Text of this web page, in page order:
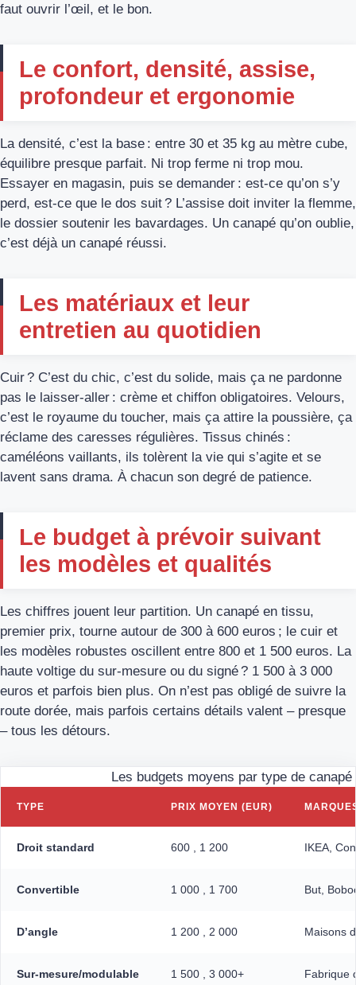
faut ouvrir l’œil, et le bon.
Le confort, densité, assise,
profondeur et ergonomie
La densité, c’est la base : entre 30 et 35 kg au mètre cube,
équilibre presque parfait. Ni trop ferme ni trop mou.
Essayer en magasin, puis se demander : est-ce qu’on s’y
perd, est-ce que le dos suit ? L’assise doit inviter la flemme,
le dossier soutenir les bavardages. Un canapé qu’on oublie,
c’est déjà un canapé réussi.
Les matériaux et leur
entretien au quotidien
Cuir ? C’est du chic, c’est du solide, mais ça ne pardonne
pas le laisser-aller : crème et chiffon obligatoires. Velours,
c’est le royaume du toucher, mais ça attire la poussière, ça
réclame des caresses régulières. Tissus chinés :
caméléons vaillants, ils tolèrent la vie qui s’agite et se
lavent sans drama. À chacun son degré de patience.
Le budget à prévoir suivant
les modèles et qualités
Les chiffres jouent leur partition. Un canapé en tissu,
premier prix, tourne autour de 300 à 600 euros ; le cuir et
les modèles robustes oscillent entre 800 et 1 500 euros. La
haute voltige du sur-mesure ou du signé ? 1 500 à 3 000
euros et parfois bien plus. On n’est pas obligé de suivre la
route dorée, mais parfois certains détails valent – presque
– tous les détours.
Les budgets moyens par type de canapé
TYPE PRIX MOYEN (EUR)
Droit standard 600 , 1 200 IKEA,
Convertible 1 000 , 1 700 But,
D’angle 1 200 , 2 000 Maisons
Sur-mesure/modulable 1 500 , 3 000+ Fabrique